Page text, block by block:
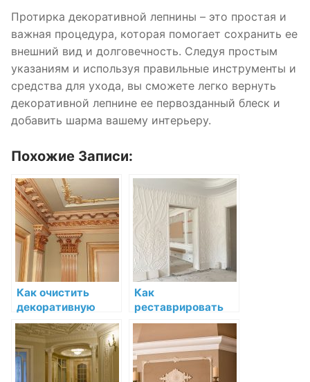
Протирка декоративной лепнины – это простая и
важная процедура, которая помогает сохранить ее
внешний вид и долговечность. Следуя простым
указаниям и используя правильные инструменты и
средства для ухода, вы сможете легко вернуть
декоративной лепнине ее первозданный блеск и
добавить шарма вашему интерьеру.
Похожие Записи:
Как очистить
декоративную
лепнину от пыли и
загрязнений
Как
реставрировать
поврежденную
декоративную
лепнину